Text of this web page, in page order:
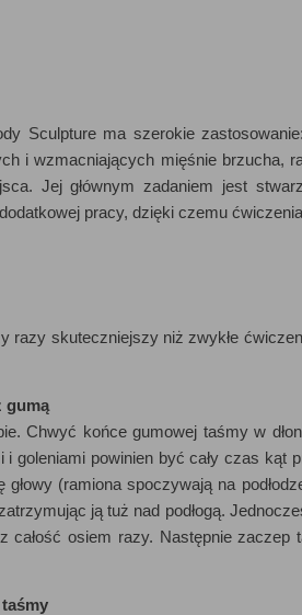
Sculpture ma szerokie
i wzmacniających mięśnie brzucha,
Jej głównym zadaniem jest
pracy, dzięki czemu
razy skuteczniejszy niż zwykłe
gumą
Chwyć końce gumowej taśmy w
i goleniami powinien być cały czas kąt
głowy (ramiona spoczywają na
ją tuż nad podłogą.
osiem razy. Następnie zaczep